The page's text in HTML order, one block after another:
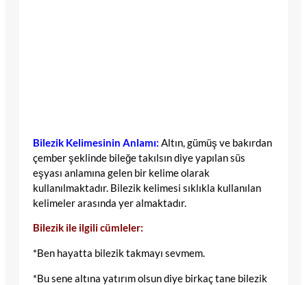
Bilezik Kelimesinin Anlamı: Altın, gümüş ve bakırdan
çember şeklinde bileğe takılsın diye yapılan süs
eşyası anlamına gelen bir kelime olarak
kullanılmaktadır. Bilezik kelimesi sıklıkla kullanılan
kelimeler arasında yer almaktadır.
Bilezik ile ilgili cümleler:
*Ben hayatta bilezik takmayı sevmem.
*Bu sene altına yatırım olsun diye birkaç tane bilezik